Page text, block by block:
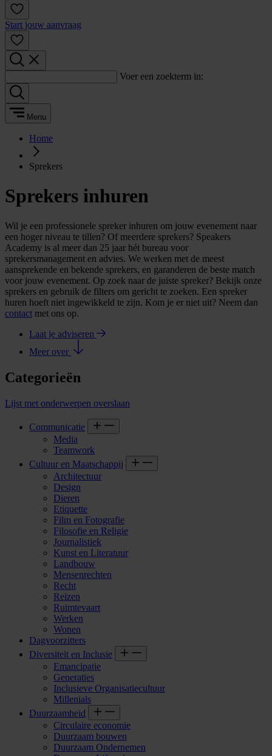
Start jouw aanvraag
Voer een zoekterm in:
Menu
Home
Sprekers
Sprekers inhuren
Wil je een professionele spreker inhuren om jouw evenement naar
een hoger niveau te tillen? Of meerdere sprekers? Speakers
Academy is al meer dan 25 jaar hét bureau voor
sprekersmanagement en advies. We werken met de meest
aansprekende en bekende sprekers, en garanderen de beste match
voor jouw evenement. Op zoek naar de juiste spreker? Bekijk onze
sprekers en gebruik de filters om gericht te zoeken. Een spreker
huren hoeft niet ingewikkeld te zijn. Kom je er niet uit? Neem dan
contact met ons op.
Laat je adviseren
Meer over
Categorieën
Lijst met onderwerpen overslaan
Communicatie
Media
Teamwork
Cultuur en Maatschappij
Architectuur
Design
Dieren
Etiquette
Film en Fotografie
Filosofie en Religie
Journalistiek
Kunst en Literatuur
Landbouw
Mensenrechten
Recht
Reizen
Ruimtevaart
Werken
Wonen
Dagvoorzitters
Diversiteit en Inclusie
Emancipatie
Generaties
Inclusieve Organisatiecultuur
Millenials
Duurzaamheid
Circulaire economie
Duurzaam bouwen
Duurzaam Ondernemen